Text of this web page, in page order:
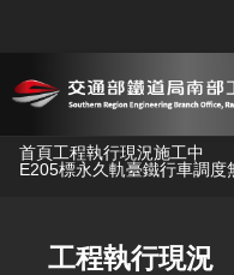
跳到主要內容
首頁工程執行現況施工中
E205標永久軌臺鐵行車調度
工程執行現況